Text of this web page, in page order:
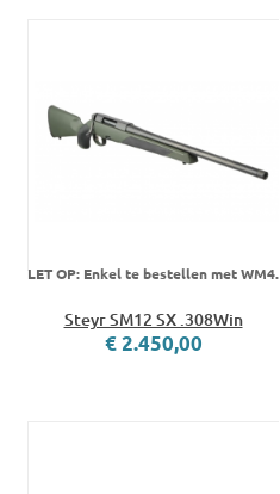
Steyr SM12 SX .308Win
€ 2.450,00
LET OP: Enkel te bestellen met WM4.